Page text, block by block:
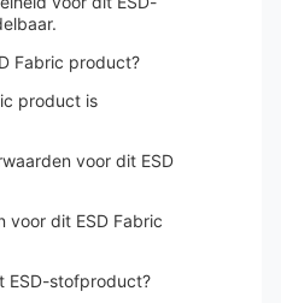
Fabric product?
product is
voor dit ESD
voor dit ESD Fabric
ESD-stofproduct?